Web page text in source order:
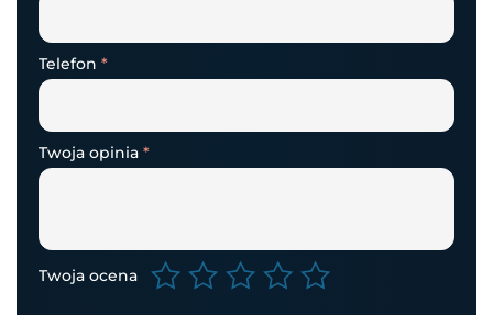
Telefon *
Twoja ocena
Twoja opinia *